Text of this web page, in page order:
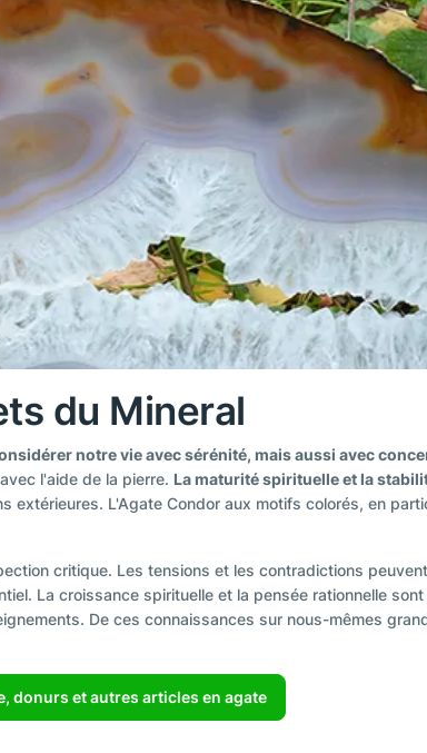
du Mineral
notre vie avec sérénité, mais aussi avec
l'aide de la pierre. La maturité spirituelle et la
L'Agate Condor aux motifs colorés, en
critique. Les tensions et les contradictions
La croissance spirituelle et la pensée rationnelle
De ces connaissances sur nous-mêmes
donurs et autres articles en agate